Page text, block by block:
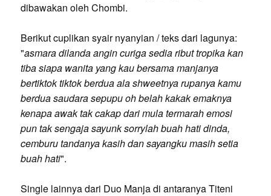
dibawakan oleh Chombi.
Berikut cuplikan syair nyanyian / teks dari lagunya:
"asmara dilanda angin curiga sedia ribut tropika kan
tiba siapa wanita yang kau bersama manjanya
bertiktok tiktok berdua ala shweetnya rupanya kamu
berdua saudara sepupu oh belah kakak emaknya
kenapa awak tak cakap dari mula termarah emosi
pun tak sengaja sayunk sorrylah buah hati dinda,
cemburu tandanya kasih dan sayangku masih setia
buah hati".
Single lainnya dari Duo Manja di antaranya Titeni